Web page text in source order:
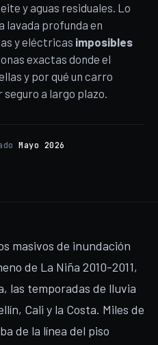
y aguas residuales. Lo
lavada profunda en
y eléctricas imposibles
exactas donde el
y por qué un carro
seguro a largo plazo.
Mayo 2026
masivos de inundación
de La Niña 2010-2011,
las temporadas de lluvia
Cali y la Costa. Miles de
de la línea del piso